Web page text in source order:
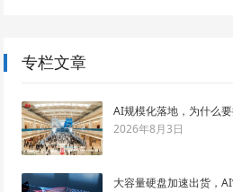
专栏文章
AI规模化落地，为什么
2026年8月3日
大容量硬盘加速出货，